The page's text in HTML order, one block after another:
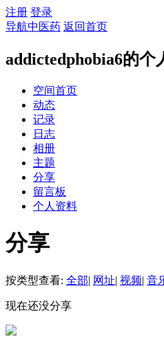
注册 登录
导航中医药 返回首页
addictedphobia6的个
空间首页
动态
记录
日志
相册
主题
分享
留言板
个人资料
分享
按类型查看: 全部| 网址| 视频| 音
现在还没分享